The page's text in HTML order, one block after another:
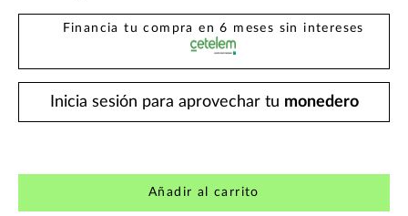
Financia tu compra en 6 meses sin intereses
Inicia sesión para aprovechar tu monedero
Añadir al carrito